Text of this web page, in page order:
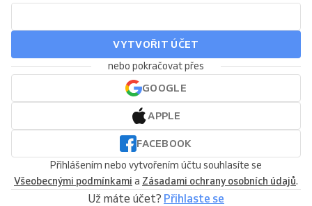
VYTVOŘIT ÚČET
nebo pokračovat přes
GOOGLE
APPLE
FACEBOOK
Přihlášením nebo vytvořením účtu souhlasíte se
Všeobecnými podmínkami a Zásadami ochrany osobních údajů.
Už máte účet? Přihlaste se